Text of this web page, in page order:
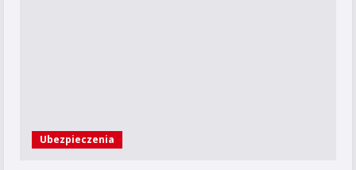
Ubezpieczenia